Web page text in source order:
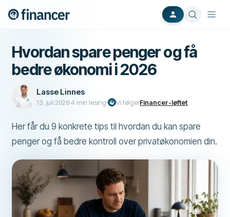
Hvordan spare penger og få
bedre økonomi i 2026
Lasse Linnes
13. juli 20264 min lesing Vi følgerFinancer-løftet
Her får du 9 konkrete tips til hvordan du kan spare
penger og få bedre kontroll over privatøkonomien din.